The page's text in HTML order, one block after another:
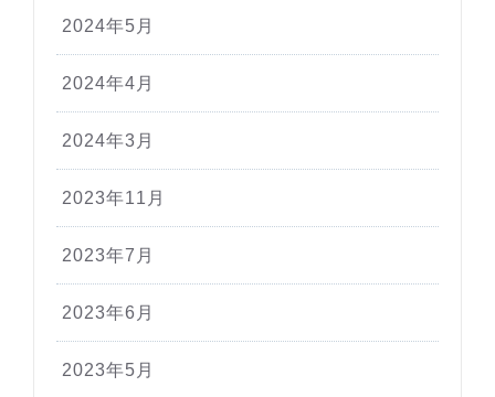
2024年5月
2024年4月
2024年3月
2023年11月
2023年7月
2023年6月
2023年5月